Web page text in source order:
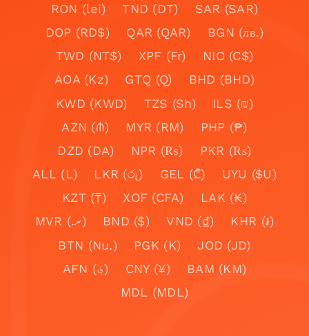
RON (lei)
TND (DT)
SAR (SAR)
DOP (RD$)
QAR (QAR)
BGN (лв.)
TWD (NT$)
XPF (Fr)
NIO (C$)
AOA (Kz)
GTQ (Q)
BHD (BHD)
KWD (KWD)
TZS (Sh)
ILS (₪)
AZN (₼)
MYR (RM)
PHP (₱)
DZD (DA)
NPR (₨)
PKR (₨)
ALL (L)
LKR (රු) GEL (₾)
UYU ($U)
KZT (₸)
XOF (CFA)
LAK (₭)
MVR (.ރ)
BND ($) VND (₫)
KHR (៛)
BTN (Nu.)
PGK (K)
JOD (JD)
AFN (؋)
CNY (¥)
BAM (KM)
MDL (MDL)